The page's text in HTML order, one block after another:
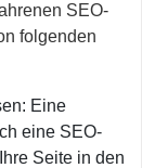
SEO-
folgenden
Eine
eine SEO-
Seite in den